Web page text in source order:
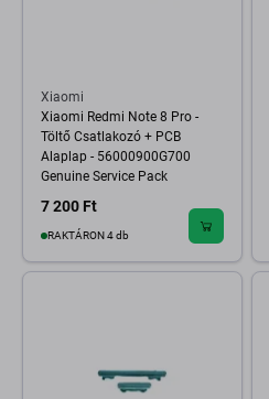
Xiaomi
Xiaomi Redmi Note 8 Pro -
Töltő Csatlakozó + PCB
Alaplap - 56000900G700
Genuine Service Pack
7 200 Ft
RAKTÁRON 4 db